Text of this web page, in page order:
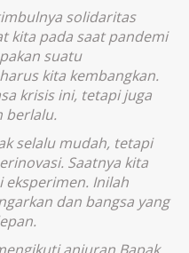
solidaritas
kita pada saat pandemi
suatu
kita kembangkan.
krisis ini, tetapi juga
berlalu.
selalu mudah, tetapi
Saatnya kita
eksperimen. Inilah
dan bangsa yang